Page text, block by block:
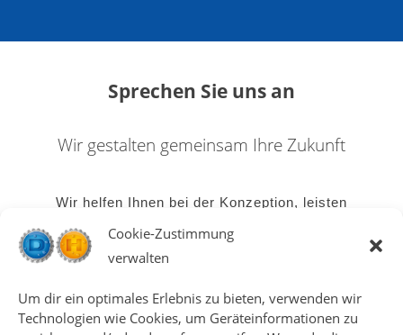
Cookie-Zustimmung
verwalten
Um dir ein optimales Erlebnis zu bieten, verwenden wir
Technologien wie Cookies, um Geräteinformationen zu
Sprechen Sie uns an
Wir gestalten gemeinsam Ihre Zukunft
Wir helfen Ihnen bei der Konzeption, leisten
Hilfestellung bei der Planung, stellen Kontakte her und
erarbeiten mit Ihnen ein optimales Sortiment für Ihre